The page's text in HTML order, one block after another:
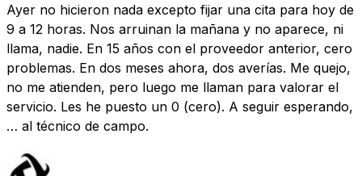
Ayer no hicieron nada excepto fijar una cita para hoy de
9 a 12 horas. Nos arruinan la mañana y no aparece, ni
llama, nadie. En 15 años con el proveedor anterior, cero
problemas. En dos meses ahora, dos averías. Me quejo,
no me atienden, pero luego me llaman para valorar el
servicio. Les he puesto un 0 (cero). A seguir esperando,
… al técnico de campo.